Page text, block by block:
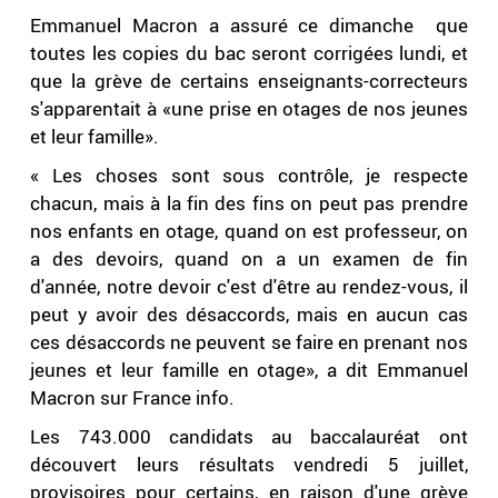
Emmanuel Macron a assuré ce dimanche que
toutes les copies du bac seront corrigées lundi, et
que la grève de certains enseignants-correcteurs
s'apparentait à «une prise en otages de nos jeunes
et leur famille».
« Les choses sont sous contrôle, je respecte
chacun, mais à la fin des fins on peut pas prendre
nos enfants en otage, quand on est professeur, on
a des devoirs, quand on a un examen de fin
d'année, notre devoir c'est d'être au rendez-vous, il
peut y avoir des désaccords, mais en aucun cas
ces désaccords ne peuvent se faire en prenant nos
jeunes et leur famille en otage», a dit Emmanuel
Macron sur France info.
Les 743.000 candidats au baccalauréat ont
découvert leurs résultats vendredi 5 juillet,
provisoires pour certains, en raison d'une grève